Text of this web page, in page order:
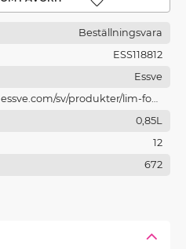
Lägg till i favoriter
Beställningsvara
ESS118812
Essve
essve.com/sv/produkter/lim-fog-
och-brandtatning/
0,85L
12
672